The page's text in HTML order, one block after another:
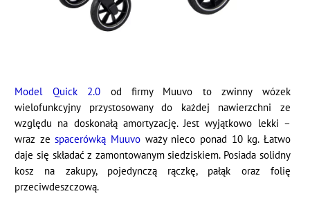
Model Quick 2.0 od firmy Muuvo to zwinny wózek
wielofunkcyjny przystosowany do każdej nawierzchni ze
względu na doskonałą amortyzację. Jest wyjątkowo lekki –
wraz ze spacerówką Muuvo waży nieco ponad 10 kg. Łatwo
daje się składać z zamontowanym siedziskiem. Posiada solidny
kosz na zakupy, pojedynczą rączkę, pałąk oraz folię
przeciwdeszczową.